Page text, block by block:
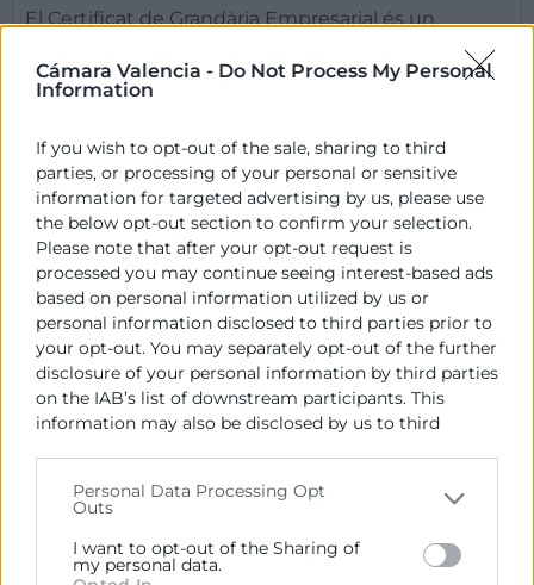
Cámara Valencia - Do Not Process My Personal
Information
If you wish to opt-out of the sale, sharing to third
parties, or processing of your personal or sensitive
information for targeted advertising by us, please use
the below opt-out section to confirm your selection.
Please note that after your opt-out request is
processed you may continue seeing interest-based ads
based on personal information utilized by us or
personal information disclosed to third parties prior to
your opt-out. You may separately opt-out of the further
disclosure of your personal information by third parties
on the IAB’s list of downstream participants. This
information may also be disclosed by us to third
Please note that this website/app uses one or more
Google services and may gather and store information
including but not limited to your visit or usage
Personal Data Processing Opt
Outs
I want to opt-out of the Sharing of
my personal data.
El Certificat de Grandària Empresarial és un
grandària d’una empresa en un moment
Et proporcionem l’acreditació de la grandària de la
teua empresa, segons criteris de la Unió Europea,
per a poder accedir a:
Línies de finançament
Ajudes
Subvencions
Noves tecnologies
Innovació
TERMINI LLIURAMENT I VALIDESA
PRECI